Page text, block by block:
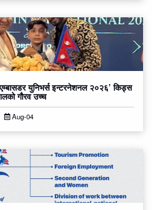
युनिभर्स इन्टरनेशनल २०२६’ किड्स
गौरव उच्च
Aug-04